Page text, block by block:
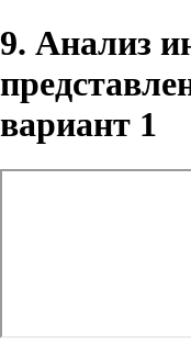
9. Анализ
вариант 1